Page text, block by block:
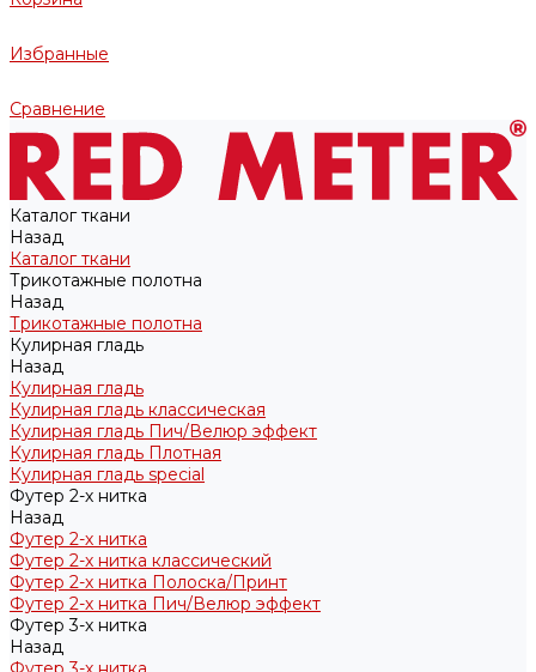
Избранные
Сравнение
Каталог ткани
Назад
Каталог ткани
Трикотажные полотна
Назад
Трикотажные полотна
Кулирная гладь
Назад
Кулирная гладь
Кулирная гладь классическая
Кулирная гладь Пич/Велюр эффект
Кулирная гладь Плотная
Кулирная гладь special
Футер 2-х нитка
Назад
Футер 2-х нитка
Футер 2-х нитка классический
Футер 2-х нитка Полоска/Принт
Футер 2-х нитка Пич/Велюр эффект
Футер 3-х нитка
Назад